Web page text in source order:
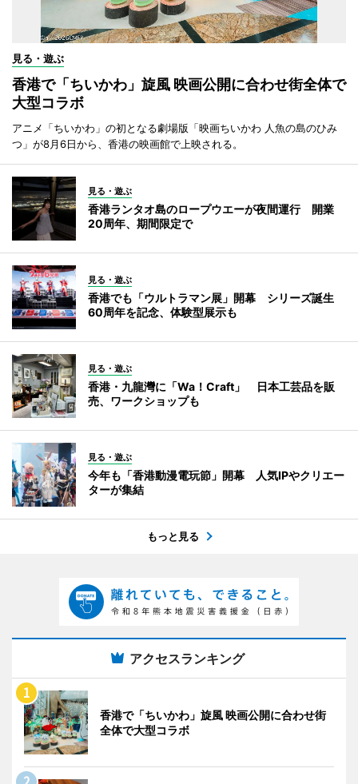
見る・遊ぶ
香港で「ちいかわ」旋風 映画公開に合わせ街全体で
大型コラボ
アニメ「ちいかわ」の初となる劇場版「映画ちいかわ 人魚の島のひみ
つ」が8月6日から、香港の映画館で上映される。
見る・遊ぶ
香港ランタオ島のロープウエーが夜間運行 開業
20周年、期間限定で
見る・遊ぶ
香港でも「ウルトラマン展」開幕 シリーズ誕生
60周年を記念、体験型展示も
見る・遊ぶ
香港・九龍灣に「Wa！Craft」 日本工芸品を販
売、ワークショップも
見る・遊ぶ
今年も「香港動漫電玩節」開幕 人気IPやクリエー
ターが集結
もっと見る
アクセスランキング
香港で「ちいかわ」旋風 映画公開に合わせ街
全体で大型コラボ